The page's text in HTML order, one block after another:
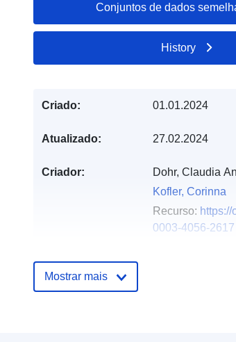
Conjuntos de dados
History
Criado: 01.01.2024
Atualizado: 27.02.2024
Criador:
Dohr, Claudia
Kofler, Corinna
Recurso:
0003-4056-2617
Mostrar mais